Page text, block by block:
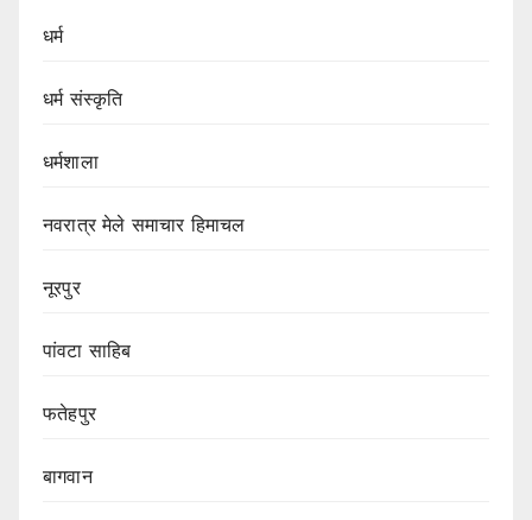
धर्म
धर्म संस्कृति
धर्मशाला
नवरात्र मेले समाचार हिमाचल
नूरपुर
पांवटा साहिब
फतेहपुर
बागवान